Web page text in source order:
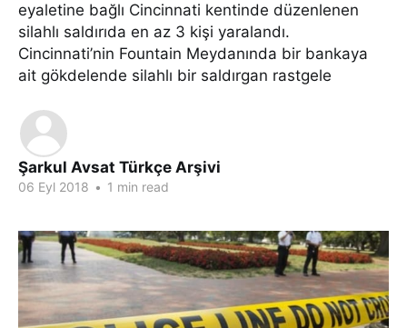
eyaletine bağlı Cincinnati kentinde düzenlenen
silahlı saldırıda en az 3 kişi yaralandı.
Cincinnati’nin Fountain Meydanında bir bankaya
ait gökdelende silahlı bir saldırgan rastgele
Şarkul Avsat Türkçe Arşivi
06 Eyl 2018 • 1 min read